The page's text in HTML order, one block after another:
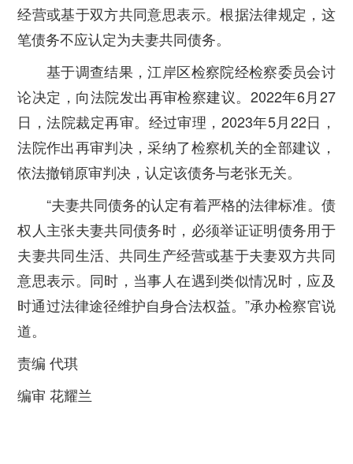
经营或基于双方共同意思表示。根据法律规定，这
笔债务不应认定为夫妻共同债务。
基于调查结果，江岸区检察院经检察委员会讨
论决定，向法院发出再审检察建议。2022年6月27
日，法院裁定再审。经过审理，2023年5月22日，
法院作出再审判决，采纳了检察机关的全部建议，
依法撤销原审判决，认定该债务与老张无关。
“夫妻共同债务的认定有着严格的法律标准。债
权人主张夫妻共同债务时，必须举证证明债务用于
夫妻共同生活、共同生产经营或基于夫妻双方共同
意思表示。同时，当事人在遇到类似情况时，应及
时通过法律途径维护自身合法权益。”承办检察官说
道。
责编 代琪
编审 花耀兰